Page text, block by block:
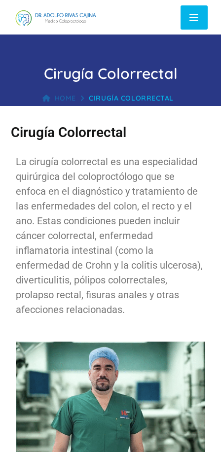
Cirugía Colorrectal
HOME CIRUGÍA COLORRECTAL
Cirugía Colorrectal
La cirugía colorrectal es una especialidad
quirúrgica del coloproctólogo que se
enfoca en el diagnóstico y tratamiento de
las enfermedades del colon, el recto y el
ano. Estas condiciones pueden incluir
cáncer colorrectal, enfermedad
inflamatoria intestinal (como la
enfermedad de Crohn y la colitis ulcerosa),
diverticulitis, pólipos colorrectales,
prolapso rectal, fisuras anales y otras
afecciones relacionadas.